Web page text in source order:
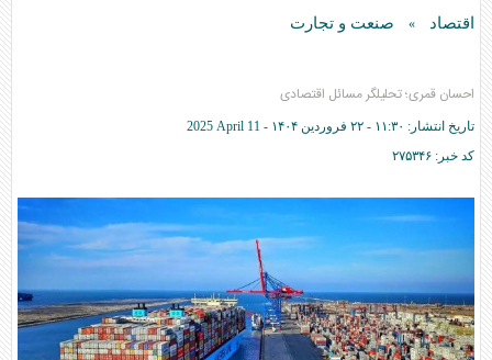
اقتصاد » صنعت و تجارت
احسان قمری؛ تحلیلگر مسائل اقتصادی
تاریخ انتشار: ۱۱:۳۰ - ۲۲ فروردين ۱۴۰۴ -
2025 April 11
کد خبر: ۲۷۵۳۴۶